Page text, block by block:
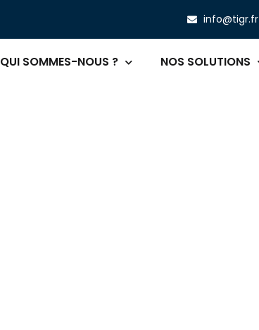
info@tigr.fr
QUI SOMMES-NOUS ? NOS SOLUTIONS